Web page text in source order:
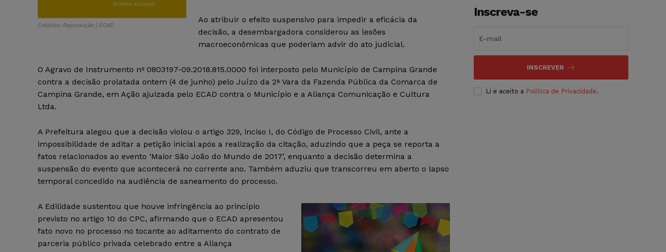
Créditos: Reprodução | ECAD
Ao atribuir o efeito suspensivo para impedir a eficácia da
decisão, a desembargadora considerou as lesões
macroeconômicas que poderiam advir do ato judicial.
O Agravo de Instrumento nº 0803197-09.2018.815.0000 foi interposto pelo Município de Campina Grande
contra a decisão prolatada ontem (4 de junho) pelo Juízo da 2ª Vara da Fazenda Pública da Comarca de
Campina Grande, em Ação ajuizada pelo ECAD contra o Município e a Aliança Comunicação e Cultura
Ltda.
A Prefeitura alegou que a decisão violou o artigo 329, inciso I, do Código de Processo Civil, ante a
impossibilidade de aditar a petição inicial após a realização da citação, aduzindo que a peça se reporta a
fatos relacionados ao evento ‘Maior São João do Mundo de 2017’, enquanto a decisão determina a
suspensão do evento que acontecerá no corrente ano. Também aduziu que transcorreu em aberto o lapso
temporal concedido na audiência de saneamento do processo.
A Edilidade sustentou que houve infringência ao princípio
previsto no artigo 10 do CPC, afirmando que o ECAD apresentou
fato novo no processo no tocante ao aditamento do contrato de
parceria público privada celebrado entre a Aliança
Inscreva-se
INSCREVER
Li e aceito a Política de Privacidade.